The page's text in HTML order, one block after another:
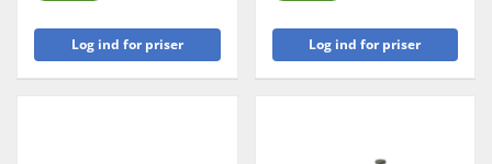
Log ind for priser Log ind for priser